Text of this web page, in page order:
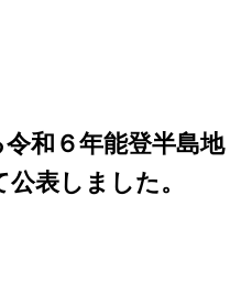
和６年能登半島地
表しました。